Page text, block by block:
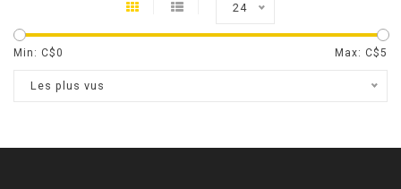
24
Min: C$0 Max: C$5
Les plus vus